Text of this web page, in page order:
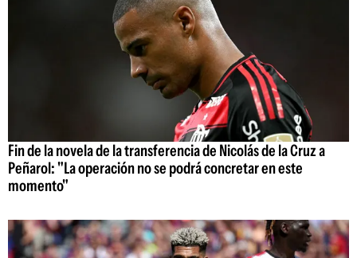
Fin de la novela de la transferencia de Nicolás de la Cruz a
Peñarol: "La operación no se podrá concretar en este
momento"